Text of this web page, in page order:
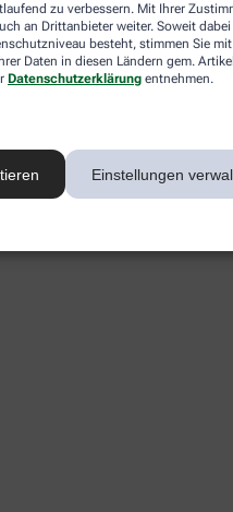
zu verbessern. Mit Ihrer
an Drittanbieter weiter. Soweit dabei
besteht, stimmen Sie
Daten in diesen Ländern gem.
Datenschutzerklärung entnehmen.
Einstellungen